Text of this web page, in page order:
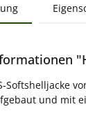
Softshelljacke
und mit